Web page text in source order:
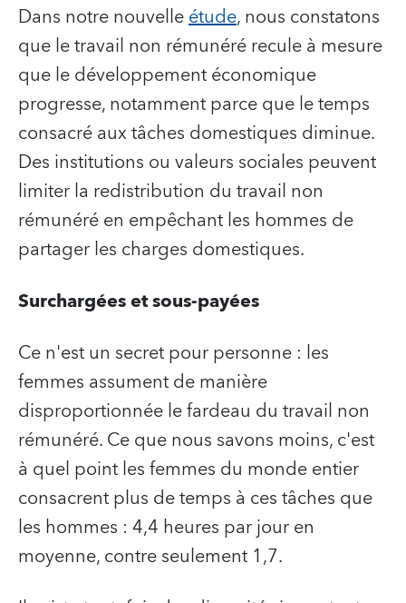
Dans notre nouvelleétude, nous constatons
que le travail non rémunéré recule à mesure
que le développement économique
progresse, notamment parce que le temps
consacré aux tâches domestiques diminue.
Des institutions ou valeurs sociales peuvent
limiter la redistribution du travail non
rémunéré en empêchant les hommes de
partager les charges domestiques.
Surchargées et sous-payées
Ce n'est un secret pour personne : les
femmes assument de manière
disproportionnée le fardeau du travail non
rémunéré. Ce que nous savons moins, c'est
à quel point les femmes du monde entier
consacrent plus de temps à ces tâches que
les hommes : 4,4 heures par jour en
moyenne, contre seulement 1,7.